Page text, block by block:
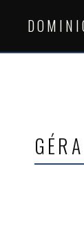
content